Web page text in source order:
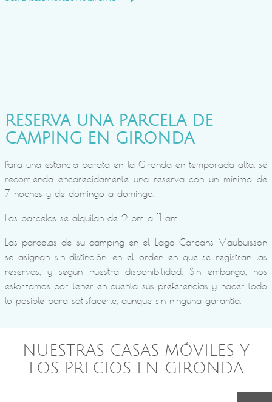
RESERVA UNA PARCELA DE
CAMPING EN GIRONDA
Para una estancia barata en la Gironda en temporada alta, se
recomienda encarecidamente una reserva con un mínimo de
7 noches y de domingo a domingo.
Las parcelas se alquilan de 2 pm a 11 am.
Las parcelas de su camping en el Lago Carcans Maubuisson
se asignan sin distinción, en el orden en que se registran las
reservas, y según nuestra disponibilidad. Sin embargo, nos
esforzamos por tener en cuenta sus preferencias y hacer todo
lo posible para satisfacerle, aunque sin ninguna garantía.
NUESTRAS CASAS MÓVILES Y
LOS PRECIOS EN GIRONDA